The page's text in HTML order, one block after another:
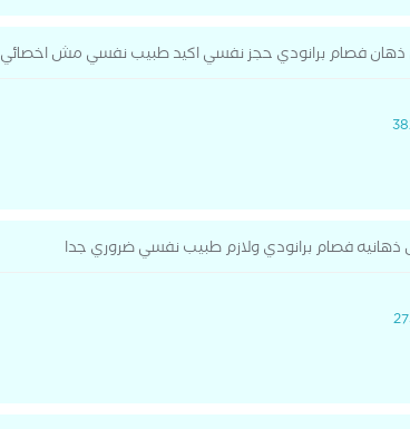
فصام برانودي حجز نفسي اكيد طبيب نفسي مش اخصائي
فصام برانودي ولازم طبيب نفسي ضروري جدا